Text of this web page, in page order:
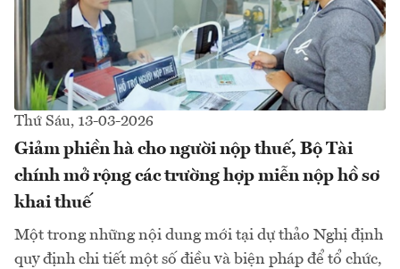
Thứ Sáu, 13-03-2026
Giảm phiền hà cho người nộp thuế, Bộ Tài
chính mở rộng các trường hợp miễn nộp hồ sơ
khai thuế
Một trong những nội dung mới tại dự thảo Nghị định
quy định chi tiết một số điều và biện pháp để tổ chức,